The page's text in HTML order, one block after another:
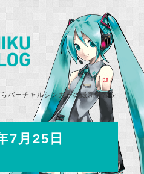
バーチャルシンガーの最新情報を
7月25日